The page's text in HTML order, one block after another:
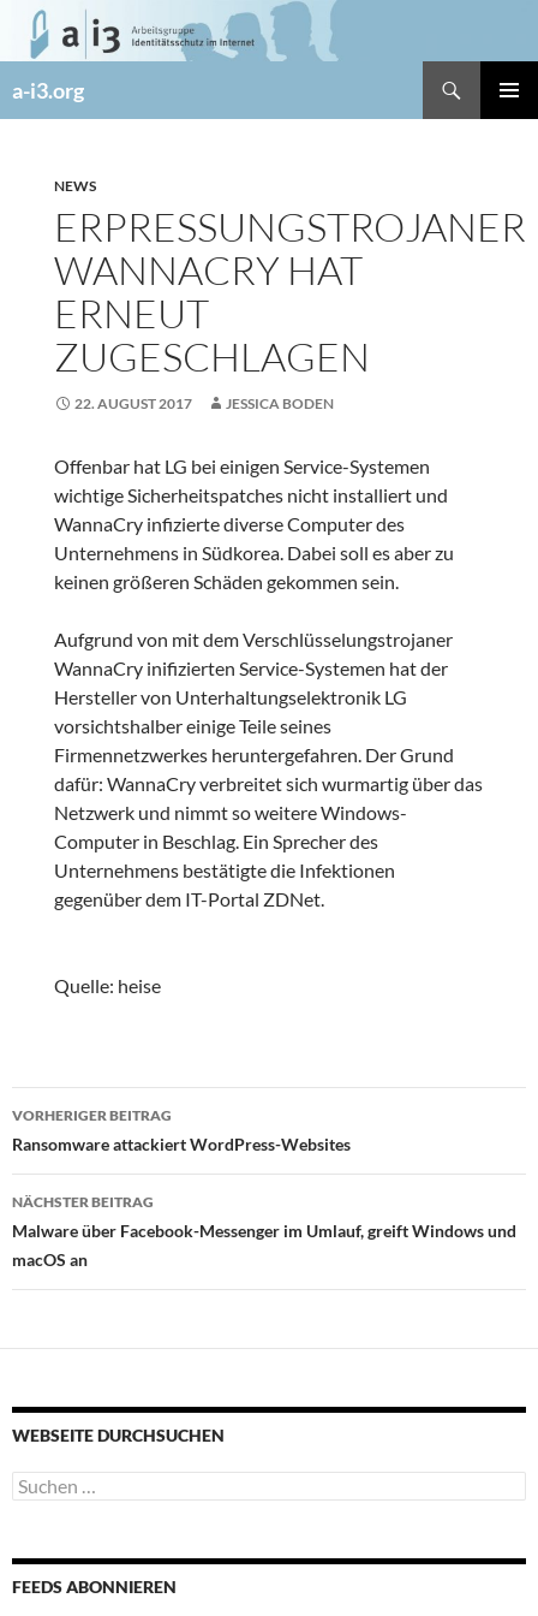
Zum
Inhalt
a-i3.org
NEWS
ERPRESSUNGSTROJANER
WANNACRY HAT
ERNEUT
ZUGESCHLAGEN
22. AUGUST 2017 JESSICA BODEN
Offenbar hat LG bei einigen Service-Systemen
wichtige Sicherheitspatches nicht installiert und
WannaCry infizierte diverse Computer des
Unternehmens in Südkorea. Dabei soll es aber zu
keinen größeren Schäden gekommen sein.
Aufgrund von mit dem Verschlüsselungstrojaner
WannaCry inifizierten Service-Systemen hat der
Hersteller von Unterhaltungselektronik LG
vorsichtshalber einige Teile seines
Firmennetzwerkes heruntergefahren. Der Grund
dafür: WannaCry verbreitet sich wurmartig über das
Netzwerk und nimmt so weitere Windows-
Computer in Beschlag. Ein Sprecher des
Unternehmens bestätigte die Infektionen
gegenüber dem IT-Portal ZDNet.
Quelle: heise
Beitragsnavigation
VORHERIGER BEITRAG
Ransomware attackiert WordPress-Websites
NÄCHSTER BEITRAG
Malware über Facebook-Messenger im Umlauf, greift Windows und
macOS an
WEBSEITE DURCHSUCHEN
Suchen
nach:
FEEDS ABONNIEREN